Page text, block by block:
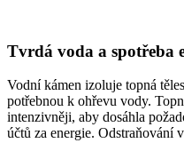
Tvrdá voda a spotřeba
Vodní kámen izoluje topná
potřebnou k ohřevu vody.
intenzivněji, aby dosáhla
účtů za energie. Odstraňování